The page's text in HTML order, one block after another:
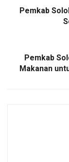
Pemkab
Pemkab
Makanan